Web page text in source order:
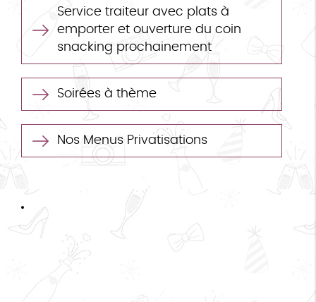
Service traiteur avec plats à
emporter et ouverture du coin
snacking prochainement
Soirées à thème
Nos Menus Privatisations